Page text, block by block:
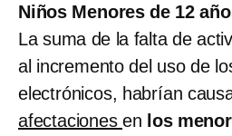
Niños Menores de 12
La suma de la falta de
al incremento del uso de
electrónicos, habrían
afectacionesen los